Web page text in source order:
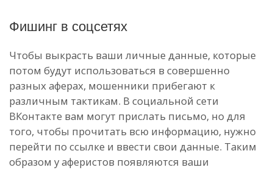
Фишинг в соцсетях
Чтобы выкрасть ваши личные данные, которые
потом будут использоваться в совершенно
разных аферах, мошенники прибегают к
различным тактикам. В социальной сети
ВКонтакте вам могут прислать письмо, но для
того, чтобы прочитать всю информацию, нужно
перейти по ссылке и ввести свои данные. Таким
образом у аферистов появляются ваши